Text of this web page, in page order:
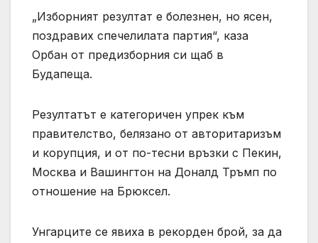
„Изборният резултат е болезнен, но ясен,
поздравих спечелилата партия“, каза
Орбан от предизборния си щаб в
Будапеща.
Резултатът е категоричен упрек към
правителство, белязано от авторитаризъм
и корупция, и от по-тесни връзки с Пекин,
Москва и Вашингтон на Доналд Тръмп по
отношение на Брюксел.
Унгарците се явиха в рекорден брой, за да